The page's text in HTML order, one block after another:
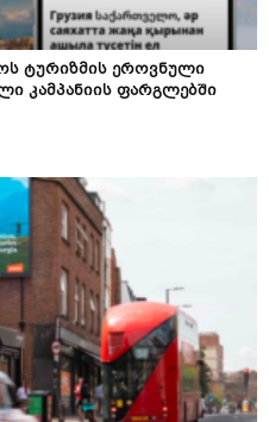
ტურიზმის ეროვნული
კამპანიის ფარგლებში